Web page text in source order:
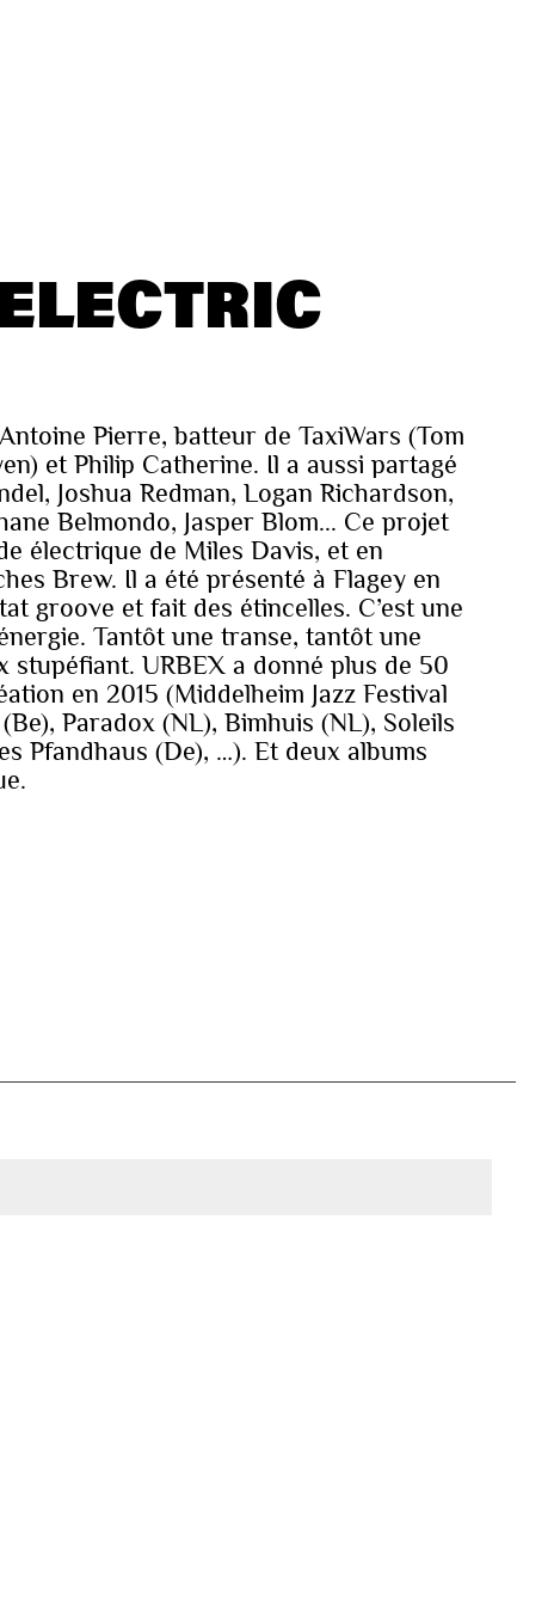
Pierre, batteur de TaxiWars (Tom
et Philip Catherine. Il a aussi partagé
Joshua Redman, Logan Richardson,
Belmondo, Jasper Blom... Ce projet
électrique de Miles Davis, et en
Brew. Il a été présenté à Flagey en
groove et fait des étincelles. C’est une
Tantôt une transe, tantôt une
stupéfiant. URBEX a donné plus de 50
en 2015 (Middelheim Jazz Festival
Paradox (NL), Bimhuis (NL), Soleils
Pfandhaus (De), …). Et deux albums